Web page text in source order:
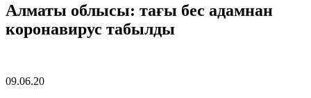
Алматы облысы: тағы бес адамнан
коронавирус табылды
09.06.20